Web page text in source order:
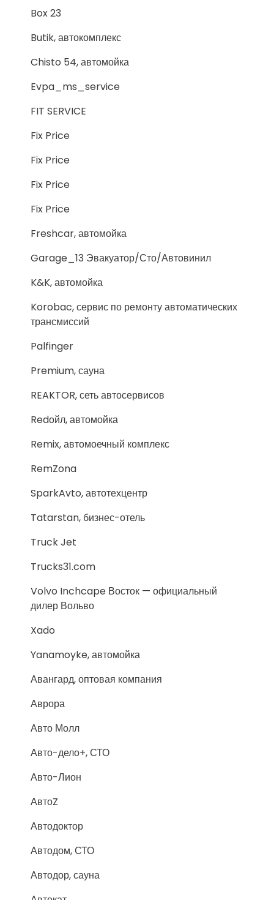
Box 23
Butik, автокомплекс
Chisto 54, автомойка
Evpa_ms_service
FIT SERVICE
Fix Price
Fix Price
Fix Price
Fix Price
Freshcar, автомойка
Garage_13 Эвакуатор/Сто/Автовинил
K&K, автомойка
Korobac, сервис по ремонту автоматических
трансмиссий
Palfinger
Premium, сауна
REAKTOR, сеть автосервисов
Redойл, автомойка
Remix, автомоечный комплекс
RemZona
SparkAvto, автотехцентр
Tatarstan, бизнес-отель
Truck Jet
Trucks31.com
Volvo Inchcape Восток — официальный
дилер Вольво
Xado
Yanamoyke, автомойка
Авангард, оптовая компания
Аврора
Авто Молл
Авто-дело+, СТО
Авто-Лион
АвтоZ
Автодоктор
Автодом, СТО
Автодор, сауна